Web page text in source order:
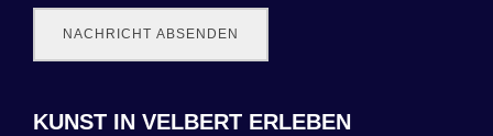
NACHRICHT ABSENDEN
KUNST IN VELBERT ERLEBEN